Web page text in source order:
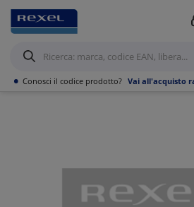
• Conosci il codice prodotto? Vai all'acquisto
Prodotti /Canalizzazioni Canaline Passacavi
Filo Metallico ed accessori